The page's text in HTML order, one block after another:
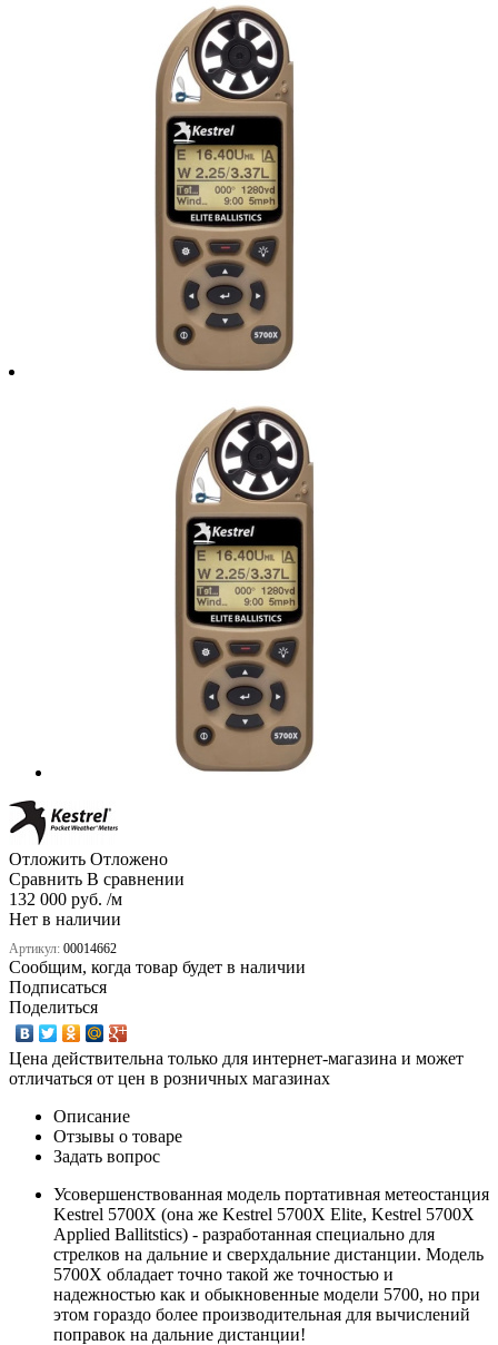
Отложить Отложено
Сравнить В сравнении
132 000 руб. /м
Нет в наличии
Артикул: 00014662
Сообщим, когда товар будет в наличии
Подписаться
Поделиться
Цена действительна только для интернет-магазина и может
отличаться от цен в розничных магазинах
Описание
Отзывы о товаре
Задать вопрос
Усовершенствованная модель портативная метеостанция
Kestrel 5700X (она же Kestrel 5700X Elite, Kestrel 5700X
Applied Ballitstics) - разработанная специально для
стрелков на дальние и сверхдальние дистанции. Модель
5700Х обладает точно такой же точностью и
надежностью как и обыкновенные модели 5700, но при
этом гораздо более производительная для вычислений
поправок на дальние дистанции!